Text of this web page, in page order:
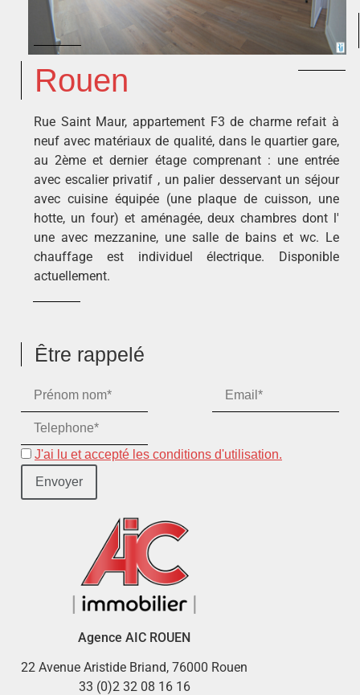
Rouen
Rue Saint Maur, appartement F3 de charme refait à
neuf avec matériaux de qualité, dans le quartier gare,
au 2ème et dernier étage comprenant : une entrée
avec escalier privatif , un palier desservant un séjour
avec cuisine équipée (une plaque de cuisson, une
hotte, un four) et aménagée, deux chambres dont l'
une avec mezzanine, une salle de bains et wc. Le
chauffage est individuel électrique. Disponible
actuellement.
Être rappelé
J'ai lu et accepté les conditions d'utilisation.
Agence AIC ROUEN
22 Avenue Aristide Briand, 76000 Rouen
33 (0)2 32 08 16 16